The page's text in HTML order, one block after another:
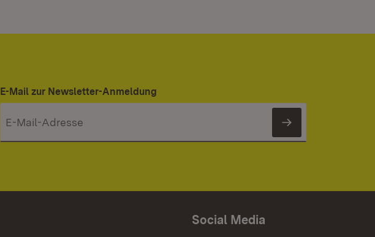
E-Mail zur Newsletter-Anmeldung
Newsletter
Social Media